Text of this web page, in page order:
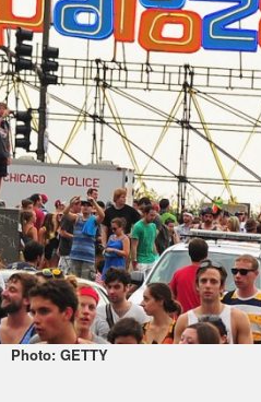
Photo: GETTY